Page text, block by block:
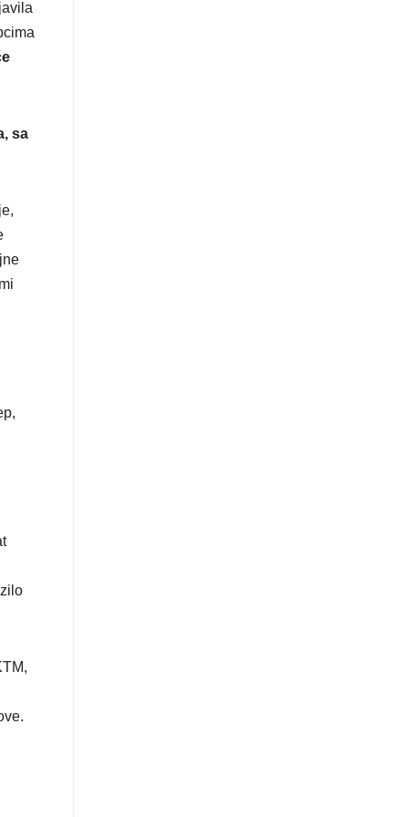
sa